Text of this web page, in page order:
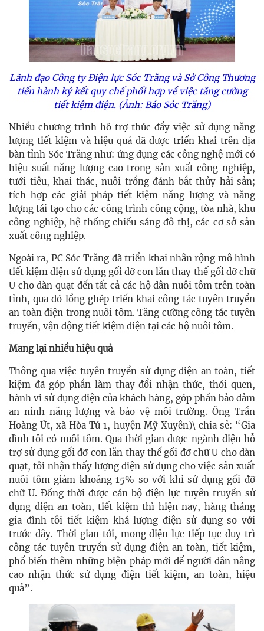
Lãnh đạo Công ty Điện lực Sóc Trăng và Sở Công Thương
tiến hành ký kết quy chế phối hợp về việc tăng cường
tiết kiệm điện. (Ảnh: Báo Sóc Trăng)
Nhiều chương trình hỗ trợ thúc đẩy việc sử dụng năng
lượng tiết kiệm và hiệu quả đã được triển khai trên địa
bàn tỉnh Sóc Trăng như: ứng dụng các công nghệ mới có
hiệu suất năng lượng cao trong sản xuất công nghiệp,
tưới tiêu, khai thác, nuôi trồng đánh bắt thủy hải sản;
tích hợp các giải pháp tiết kiệm năng lượng và năng
lượng tái tạo cho các công trình công cộng, tòa nhà, khu
công nghiệp, hệ thống chiếu sáng đô thị, các cơ sở sản
xuất công nghiệp.
Ngoài ra, PC Sóc Trăng đã triển khai nhân rộng mô hình
tiết kiệm điện sử dụng gối đỡ con lăn thay thế gối đỡ chữ
U cho dàn quạt đến tất cả các hộ dân nuôi tôm trên toàn
tỉnh, qua đó lồng ghép triển khai công tác tuyên truyền
an toàn điện trong nuôi tôm. Tăng cường công tác tuyên
truyền, vận động tiết kiệm điện tại các hộ nuôi tôm.
Mang lại nhiều hiệu quả
Thông qua việc tuyên truyền sử dụng điện an toàn, tiết
kiệm đã góp phần làm thay đổi nhận thức, thói quen,
hành vi sử dụng điện của khách hàng, góp phần bảo đảm
an ninh năng lượng và bảo vệ môi trường. Ông Trần
Hoàng Út, xã Hòa Tú 1, huyện Mỹ Xuyên)\ chia sẻ: “Gia
đình tôi có nuôi tôm. Qua thời gian được ngành điện hỗ
trợ sử dụng gối đỡ con lăn thay thế gối đỡ chữ U cho dàn
quạt, tôi nhận thấy lượng điện sử dụng cho việc sản xuất
nuôi tôm giảm khoảng 15% so với khi sử dụng gối đỡ
chữ U. Đồng thời được cán bộ điện lực tuyên truyền sử
dụng điện an toàn, tiết kiệm thì hiện nay, hàng tháng
gia đình tôi tiết kiệm khá lượng điện sử dụng so với
trước đây. Thời gian tới, mong điện lực tiếp tục duy trì
công tác tuyên truyền sử dụng điện an toàn, tiết kiệm,
phổ biến thêm những biện pháp mới để người dân nâng
cao nhận thức sử dụng điện tiết kiệm, an toàn, hiệu
quả”.